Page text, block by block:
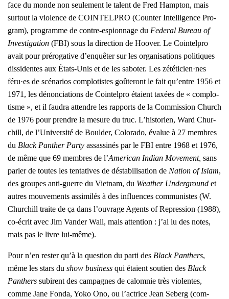
face du monde non seule­ment le talent de Fred Hamp­ton, mais
sur­tout la vio­lence de COINTELPRO (Coun­ter Intel­li­gence Pro­
gram), pro­gramme de contre-espion­nage du Fede­ral Bureau of
Inves­ti­ga­tion (FBI) sous la direc­tion de Hoo­ver. Le Coin­tel­pro
avait pour pré­ro­ga­tive d’en­quê­ter sur les orga­ni­sa­tions poli­tiques
dis­si­dentes aux États-Unis et de les sabo­ter. Les zététicien·nes
féru·es de scé­na­rios com­plo­tistes goû­te­ront le fait qu’entre 1956 et
1971, les dénon­cia­tions de Coin­tel­pro étaient taxées de « com­plo­
tisme », et il fau­dra attendre les rap­ports de la Com­mis­sion Church
de 1976 pour prendre la mesure du truc. L’his­to­rien, Ward Chur­
chill, de l’U­ni­ver­si­té de Boul­der, Colo­ra­do, éva­lue à 27 membres
du Black Pan­ther Par­ty assas­si­nés par le FBI entre 1968 et 1976,
de même que 69 membres de l’Ame­ri­can Indian Move­ment, sans
par­ler de toutes les ten­ta­tives de désta­bi­li­sa­tion de Nation of Islam,
des groupes anti-guerre du Viet­nam, du Wea­ther Under­ground et
autres mou­ve­ments assi­mi­lés à des influences com­mu­nistes (W.
Chur­chill traite de ça dans l’ou­vrage Agents of Repres­sion (1988),
co-écrit avec Jim Van­der Wall, mais atten­tion : j’ai lu des notes,
mais pas le livre lui-même).
Pour n’en res­ter qu’à la ques­tion du par­ti des Black Pan­thers,
même les stars du show busi­ness qui étaient sou­tien des Black
Pan­thers subirent des cam­pagnes de calom­nie très vio­lentes,
comme Jane Fon­da, Yoko Ono, ou l’ac­trice Jean Seberg (com­